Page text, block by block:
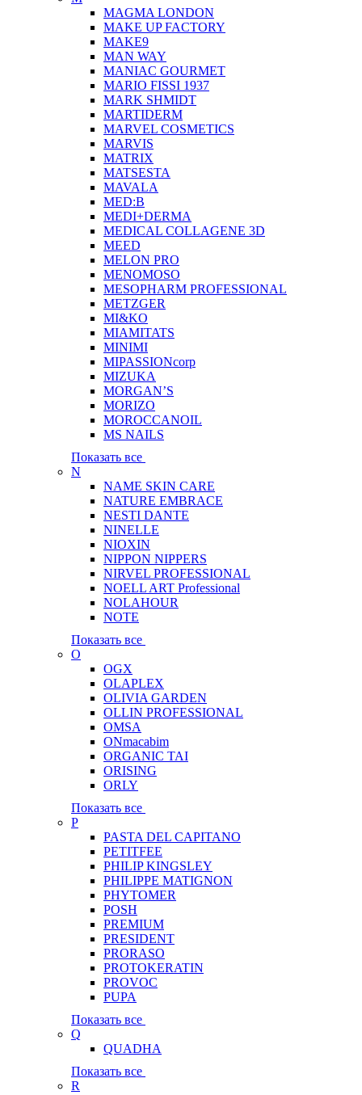
MAGMA LONDON
MAKE UP FACTORY
MAKE9
MAN WAY
MANIAC GOURMET
MARIO FISSI 1937
MARK SHMIDT
MARTIDERM
MARVEL COSMETICS
MARVIS
MATRIX
MATSESTA
MAVALA
MED:B
MEDI+DERMA
MEDICAL COLLAGENE 3D
MEED
MELON PRO
MENOMOSO
MESOPHARM PROFESSIONAL
METZGER
MI&KO
MIAMITATS
MINIMI
MIPASSIONcorp
MIZUKA
MORGAN’S
MORIZO
MOROCCANOIL
MS NAILS
Показать все
N
NAME SKIN CARE
NATURE EMBRACE
NESTI DANTE
NINELLE
NIOXIN
NIPPON NIPPERS
NIRVEL PROFESSIONAL
NOELL ART Professional
NOLAHOUR
NOTE
Показать все
O
OGX
OLAPLEX
OLIVIA GARDEN
OLLIN PROFESSIONAL
OMSA
ONmacabim
ORGANIC TAI
ORISING
ORLY
Показать все
P
PASTA DEL CAPITANO
PETITFEE
PHILIP KINGSLEY
PHILIPPE MATIGNON
PHYTOMER
POSH
PREMIUM
PRESIDENT
PRORASO
PROTOKERATIN
PROVOC
PUPA
Показать все
Q
QUADHA
Показать все
R